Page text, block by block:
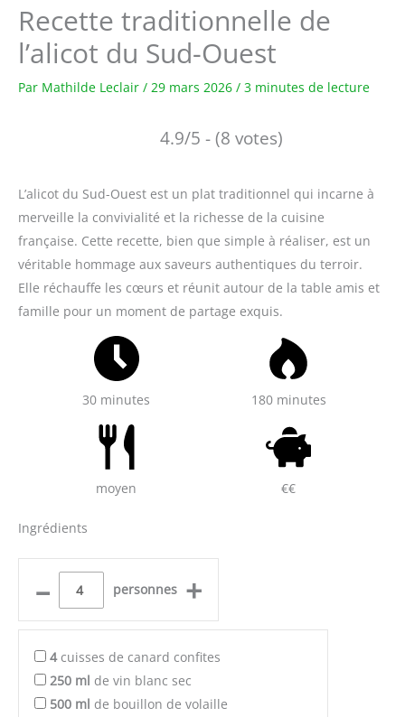
Recette traditionnelle de
l’alicot du Sud-Ouest
Par Mathilde Leclair / 29 mars 2026 / 3 minutes de lecture
4.9/5 - (8 votes)
L’alicot du Sud-Ouest est un plat traditionnel qui incarne à
merveille la convivialité et la richesse de la cuisine
française. Cette recette, bien que simple à réaliser, est un
véritable hommage aux saveurs authentiques du terroir.
Elle réchauffe les cœurs et réunit autour de la table amis et
famille pour un moment de partage exquis.
30 minutes 180 minutes
moyen €€
Ingrédients
– personnes +
4cuisses de canard confites
250 ml de vin blanc sec
500 ml de bouillon de volaille